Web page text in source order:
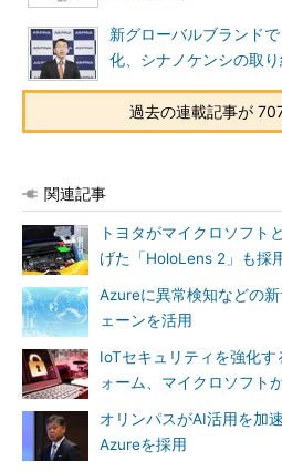
新グローバルブランド
化、シナノケンシの取
過去の連載記事が
関連記事
トヨタがマイクロソフト
げた「HoloLens 2」も採
Azureに異常検知などの
ェーンを活用
IoTセキュリティを強化
ォーム、マイクロソフト
オリンパスがAI活用を加
Azureを採用